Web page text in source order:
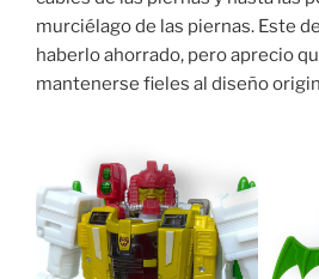
murciélago de las piernas. Este
haberlo ahorrado, pero aprecio
mantenerse fieles al diseño